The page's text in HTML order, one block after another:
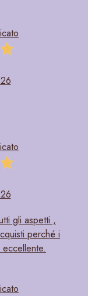
gli aspetti ,
perché i